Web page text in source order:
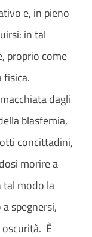
e, in pieno
in tal
proprio come
fisica.
dagli
blasfemia,
concittadini,
morire a
tal modo la
spegnersi,
È